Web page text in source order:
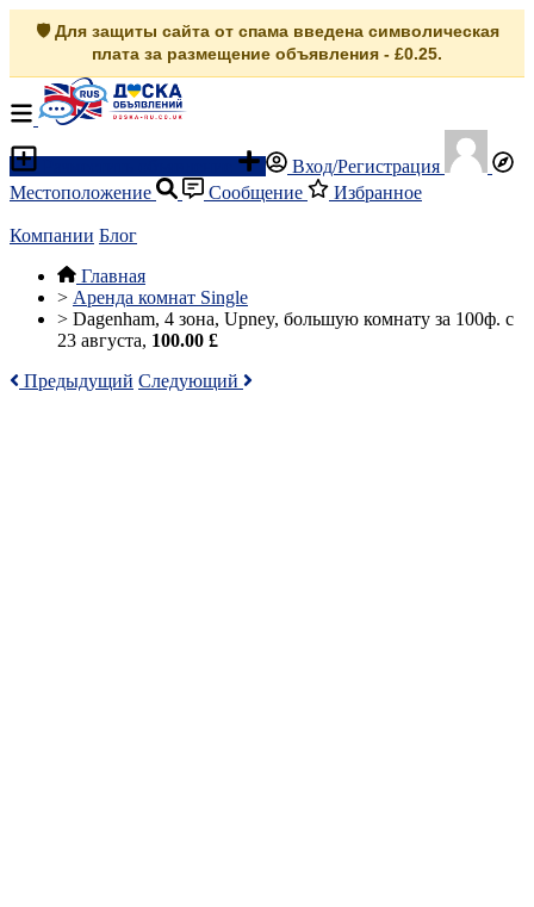
🛡️ Для защиты сайта от спама введена символическая
плата за размещение объявления - £0.25.
Вход/Регистрация
Местоположение
Сообщение Избранное
Компании Блог
Главная
> Аренда комнат Single
> Dagenham, 4 зона, Upney, большую комнату за 100ф. с
23 августа, 100.00 £
Предыдущий Следующий